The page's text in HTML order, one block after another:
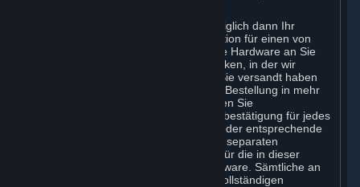
Im Falle von Hardware nehmen wir lediglich dann Ihr
Angebot an und schließen die Transaktion für einen von
Ihnen bestellten Artikel ab, wenn wir die Hardware an Sie
versenden und Ihnen eine E-Mail schicken, in der wir
bestätigen, dass wir die Hardware an Sie versandt haben
(die „Versandbestätigung“). Wenn Ihre Bestellung in mehr
als einem Paket versendet wird, erhalten Sie
möglicherweise eine separate Versandbestätigung für jedes
Paket. Jede Versandbestätigung und jeder entsprechende
Versand bedeutet den Abschluss eines separaten
Kaufvertrags zwischen Ihnen und uns für die in dieser
Versandbestätigung angegebene Hardware. Sämtliche an
Sie gelieferte Hardware bleibt bis zur vollständigen